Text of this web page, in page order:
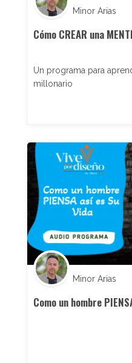
Minor Arias
Cómo CREAR una
Un programa para
millonario
Minor Arias
Como un hombre